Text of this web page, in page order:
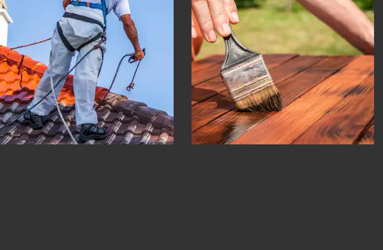
Peinture sur toiture 30
Gard
Peinture Boiserie 30
Gard